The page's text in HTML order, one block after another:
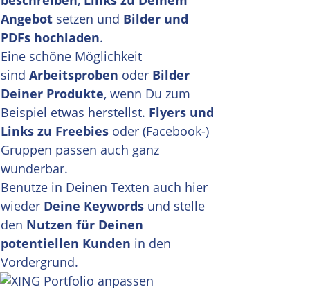
Angebot setzen und Bilder und
PDFs hochladen.
Eine schöne Möglichkeit
sind Arbeitsproben oder Bilder
Deiner Produkte, wenn Du zum
Beispiel etwas herstellst. Flyers und
Links zu Freebies oder (Facebook-)
Gruppen passen auch ganz
wunderbar.
Benutze in Deinen Texten auch hier
wieder Deine Keywords und stelle
den Nutzen für Deinen
potentiellen Kunden in den
Vordergrund.